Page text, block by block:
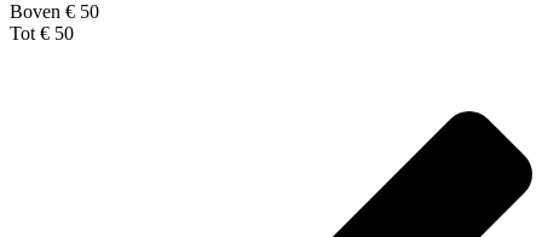
Boven € 50
Tot € 50